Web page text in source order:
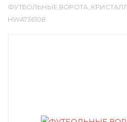
ФУТБОЛЬНЫЕ ВОРОТА,
HWA736108